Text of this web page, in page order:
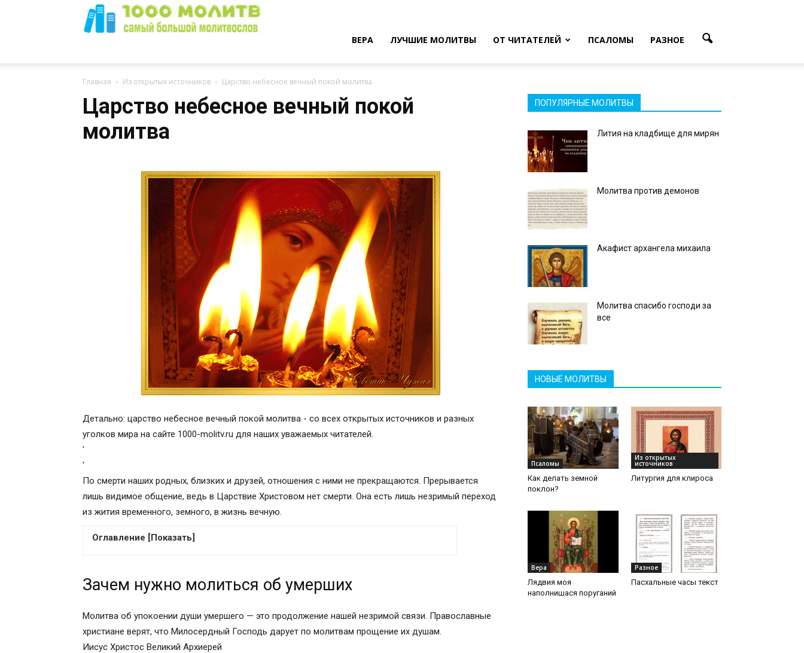
Молитв
ВЕРА ЛУЧШИЕ МОЛИТВЫ ОТ ЧИТАТЕЛЕЙ ПСАЛОМЫ РАЗНОЕ
Главная Из открытых источников Царство небесное вечный покой молитва
Царство небесное вечный покой
молитва
Детально: царство небесное вечный покой молитва - со всех открытых источников и разных
уголков мира на сайте 1000-molitv.ru для наших уважаемых читателей.
'
'
По смерти наших родных, близких и друзей, отношения с ними не прекращаются. Прерывается
лишь видимое общение, ведь в Царствие Христовом нет смерти. Она есть лишь незримый переход
из жития временного, земного, в жизнь вечную.
Оглавление [Показать]
Тексты молитв
День третий
День девятый
День сороковой
Зачем нужно молиться об умерших
Молитва об упокоении души умершего — это продолжение нашей незримой связи. Православные
христиане верят, что Милосердный Господь дарует по молитвам прощение их душам.
Иисус Христос Великий Архиерей
ПОПУЛЯРНЫЕ МОЛИТВЫ
Лития на кладбище для мирян
Молитва против демонов
Акафист архангела михаила
Молитва спасибо господи за
все
НОВЫЕ МОЛИТВЫ
Псаломы
Как делать земной
поклон?
Из открытых
источников
Литургия для клироса
Вера
Лядвия моя
наполнишася поруганий
Разное
Пасхальные часы текст